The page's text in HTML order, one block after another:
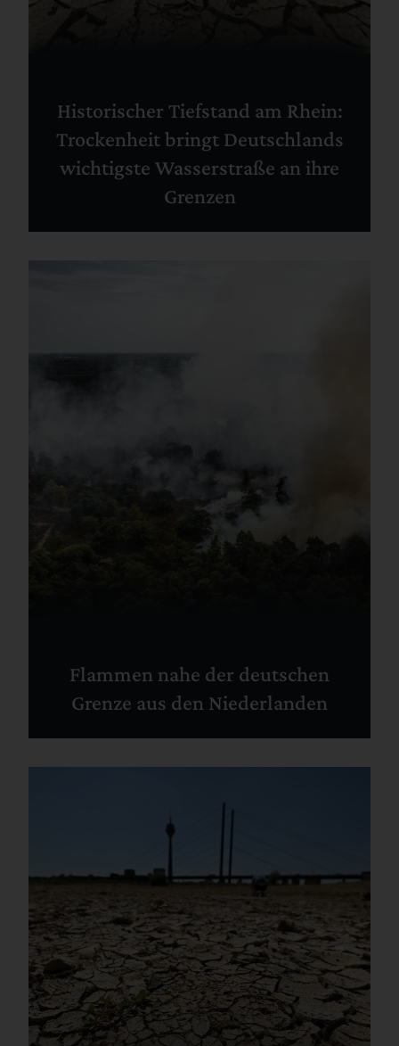
Historischer Tiefstand am Rhein:
Trockenheit bringt Deutschlands
wichtigste Wasserstraße an ihre
Grenzen
Flammen nahe der deutschen
Grenze aus den Niederlanden